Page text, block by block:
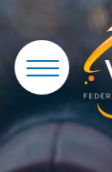
Panneau de